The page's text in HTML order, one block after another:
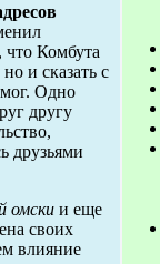
Комбута
и сказать с
Одно
другу
друзьями
омски и еще
своих
влияние